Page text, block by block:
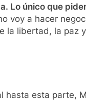
Lo único que
voy a hacer
la libertad, la paz
hasta esta parte,